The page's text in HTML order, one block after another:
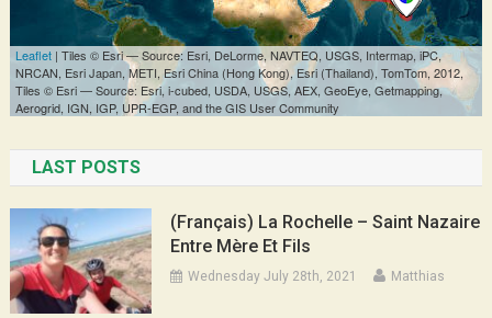
LAST POSTS
(Français) La Rochelle – Saint Nazaire
Entre Mère Et Fils
Wednesday July 28th, 2021 Matthias